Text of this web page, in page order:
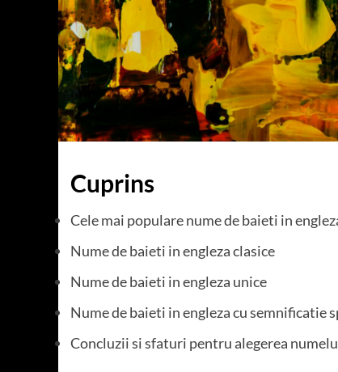
Cuprins
Cele mai populare nume de baieti in
Nume de baieti in engleza clasice
Nume de baieti in engleza unice
Nume de baieti in engleza cu semnificatie
Concluzii si sfaturi pentru alegerea